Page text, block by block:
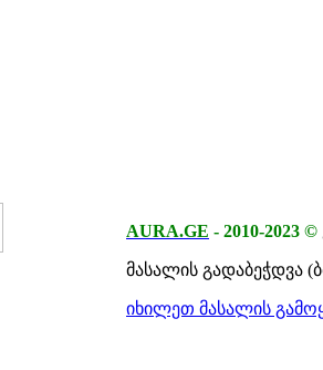
AURA.GE - 2010-2023 ©
მასალის გადაბეჭდვა
იხილეთ მასალის